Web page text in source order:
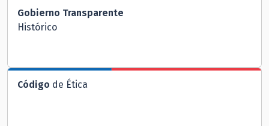
Gobierno Transparente
Histórico
Código de Ética